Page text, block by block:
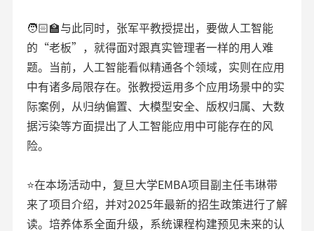
🧑🏻‍🏫与此同时，张军平教授提出，要做人工智能
的“老板”，就得面对跟真实管理者一样的用人难
题。当前，人工智能看似精通各个领域，实则在应用
中有诸多局限存在。张教授运用多个应用场景中的实
际案例，从归纳偏置、大模型安全、版权归属、大数
据污染等方面提出了人工智能应用中可能存在的风
险。
⭐在本场活动中，复旦大学EMBA项目副主任韦琳带
来了项目介绍，并对2025年最新的招生政策进行了解
读。培养体系全面升级，系统课程构建预见未来的认